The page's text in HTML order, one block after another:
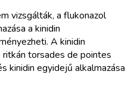
vizsgálták, a flukonazol
a kinidin
A kinidin
ritkán torsades de pointes
kinidin egyidejű alkalmazása